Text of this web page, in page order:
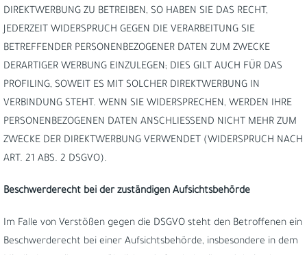
DIREKTWERBUNG ZU BETREIBEN, SO HABEN SIE DAS RECHT,
JEDERZEIT WIDERSPRUCH GEGEN DIE VERARBEITUNG SIE
BETREFFENDER PERSONENBEZOGENER DATEN ZUM ZWECKE
DERARTIGER WERBUNG EINZULEGEN; DIES GILT AUCH FÜR DAS
PROFILING, SOWEIT ES MIT SOLCHER DIREKTWERBUNG IN
VERBINDUNG STEHT. WENN SIE WIDERSPRECHEN, WERDEN IHRE
PERSONENBEZOGENEN DATEN ANSCHLIESSEND NICHT MEHR ZUM
ZWECKE DER DIREKTWERBUNG VERWENDET (WIDERSPRUCH NACH
ART. 21 ABS. 2 DSGVO).
Beschwerde­recht bei der zuständigen Aufsichts­behörde
Im Falle von Verstößen gegen die DSGVO steht den Betroffenen ein
Beschwerderecht bei einer Aufsichtsbehörde, insbesondere in dem